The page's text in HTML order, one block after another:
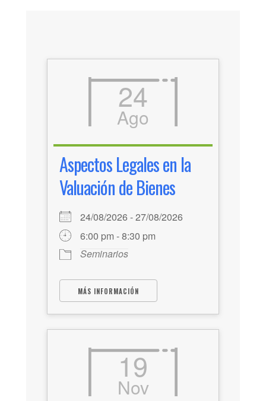
24
Ago
Aspectos Legales en la
Valuación de Bienes
24/08/2026 - 27/08/2026
6:00 pm - 8:30 pm
Seminarios
MÁS INFORMACIÓN
19
Nov